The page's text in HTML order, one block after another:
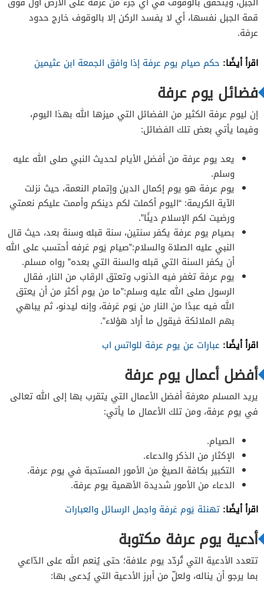
قمة الجبل نفسها، أي لا يفسد الركن إلا بالوقوف خارج حدود
عرفة.
اقرأ أيضًا: حكم صيام يوم عرفة إذا وافق الجمعة ابن عثيمين
فضائل يوم عرفة
إن ليوم عرفة الكثير من الفضائل التي ميزها الله بهذا اليوم،
وفيما يأتي بعض تلك الفضائل:
يعد يوم عرفة من أفضل الأيام لحديث النبي صلى الله عليه
وسلم.
يوم عرفة هو يوم إكمال الدين وإتمام النعمة، حيث نزلت
الآية الكريمة: “اليوم أكملت لكم دينكم وأممت عليكم نعمتي
ورضيت لكم الإسلام دينًا”.
بصيام يوم عرفة يكفر سنتين، سنة قبله وسنة بعد، حيث قال
النبي عليه الصلاة والسلام:”صيام يَوم عَرفه أحتسب على الله
أن يكفر السنة التي قبله والسنة التي بعده” رواه مسلم.
يوم عرفة تغفر فيه الذنوب وتعتق الرقاب من النار، فقال
الرسول صلى الله عليه وسلم:”ما من يوم أكثر من أن يعتق
الله فيه عبدًا من النار من يَوم عَرفة، وإنه ليدنو، ثم يباهي
بهم الملائكة فيقول ما أراد هؤلاء”.
اقرأ أيضًا: عبارات عن يوم عرفة للواتس اب
أفضل أعمال يوم عرفة
يريد المسلم معرفة أفضل الأعمال التي يتقرب بها إلى الله تعالى
في يوم عرفة، ومن تلك الأعمال ما يأتي:
الصيام.
الإكثار من الذكر والدعاء.
التكبير بكافة الصيغ من الأمور المستحبة في يوم عرفة.
الدعاء من الأمور شديدة الأهمية يوم عرفة.
اقرأ أيضًا: تهنئة يَوم عَرفة واجمل الرسائل والعبارات
أدعية يوم عرفة مكتوبة
تتعدد الأدعية التي تُردّد يوم علافة؛ حتى يُنعم الله على الدّاعي
بما يرجو أن يناله، ولعلّ من أبرز الأدعية التي يُدعى بها: